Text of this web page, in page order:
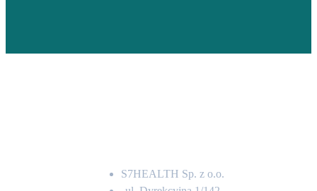
S7HEALTH Sp. z o.o.